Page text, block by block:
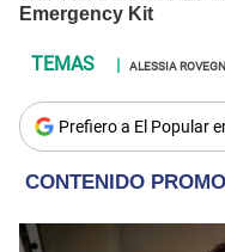
ALESSIA
Prefiero a El Popular